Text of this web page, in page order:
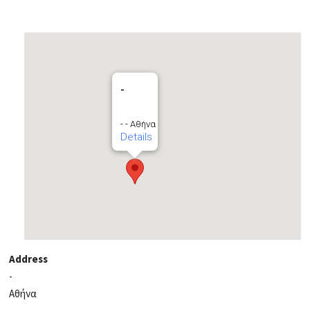
-
- - Αθήνα
Details
Address
-
Αθήνα